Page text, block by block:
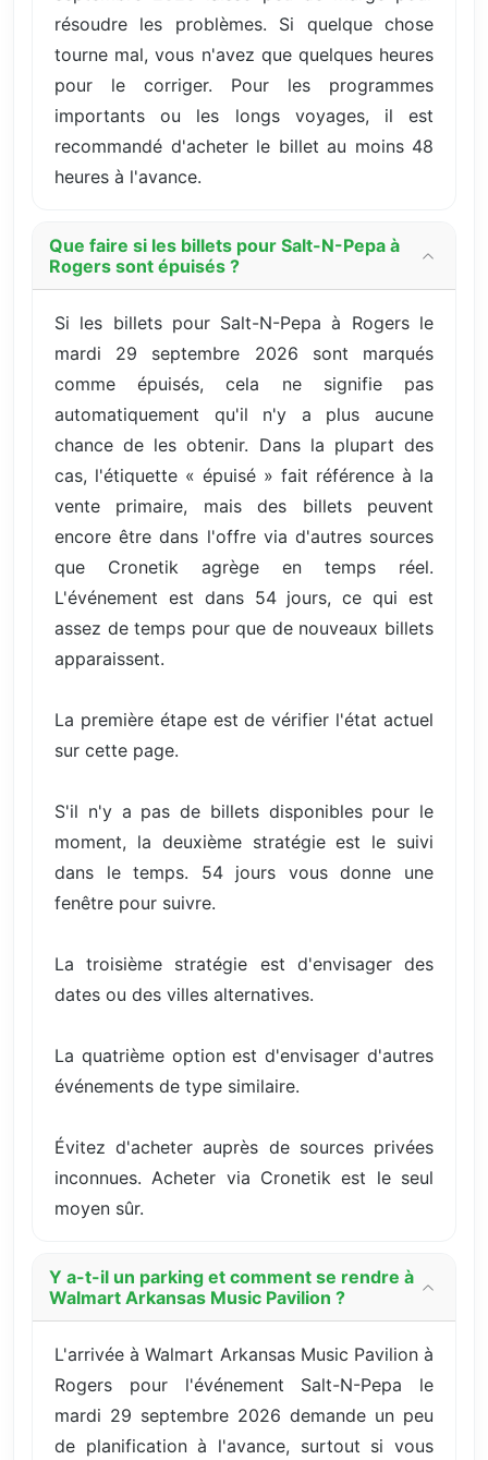
résoudre les problèmes. Si quelque chose
tourne mal, vous n'avez que quelques heures
pour le corriger. Pour les programmes
importants ou les longs voyages, il est
recommandé d'acheter le billet au moins 48
heures à l'avance.
Que faire si les billets pour Salt-N-Pepa à
Rogers sont épuisés ?
Si les billets pour Salt-N-Pepa à Rogers le
mardi 29 septembre 2026 sont marqués
comme épuisés, cela ne signifie pas
automatiquement qu'il n'y a plus aucune
chance de les obtenir. Dans la plupart des
cas, l'étiquette « épuisé » fait référence à la
vente primaire, mais des billets peuvent
encore être dans l'offre via d'autres sources
que Cronetik agrège en temps réel.
L'événement est dans 54 jours, ce qui est
assez de temps pour que de nouveaux billets
apparaissent.
La première étape est de vérifier l'état actuel
sur cette page.
S'il n'y a pas de billets disponibles pour le
moment, la deuxième stratégie est le suivi
dans le temps. 54 jours vous donne une
fenêtre pour suivre.
La troisième stratégie est d'envisager des
dates ou des villes alternatives.
La quatrième option est d'envisager d'autres
événements de type similaire.
Évitez d'acheter auprès de sources privées
inconnues. Acheter via Cronetik est le seul
moyen sûr.
Y a-t-il un parking et comment se rendre à
Walmart Arkansas Music Pavilion ?
L'arrivée à Walmart Arkansas Music Pavilion à
Rogers pour l'événement Salt-N-Pepa le
mardi 29 septembre 2026 demande un peu
de planification à l'avance, surtout si vous